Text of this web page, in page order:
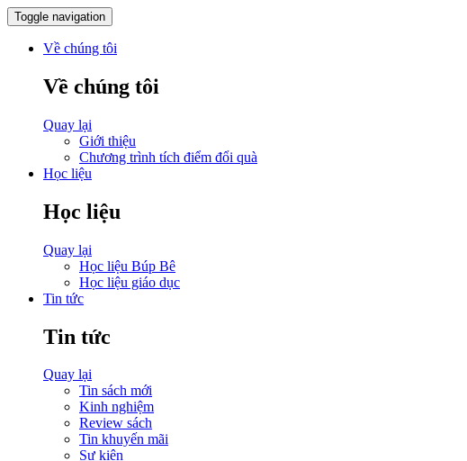
Toggle navigation
Về chúng tôi
Về chúng tôi
Quay lại
Giới thiệu
Chương trình tích điểm đổi quà
Học liệu
Học liệu
Quay lại
Học liệu Búp Bê
Học liệu giáo dục
Tin tức
Tin tức
Quay lại
Tin sách mới
Kinh nghiệm
Review sách
Tin khuyến mãi
Sự kiện